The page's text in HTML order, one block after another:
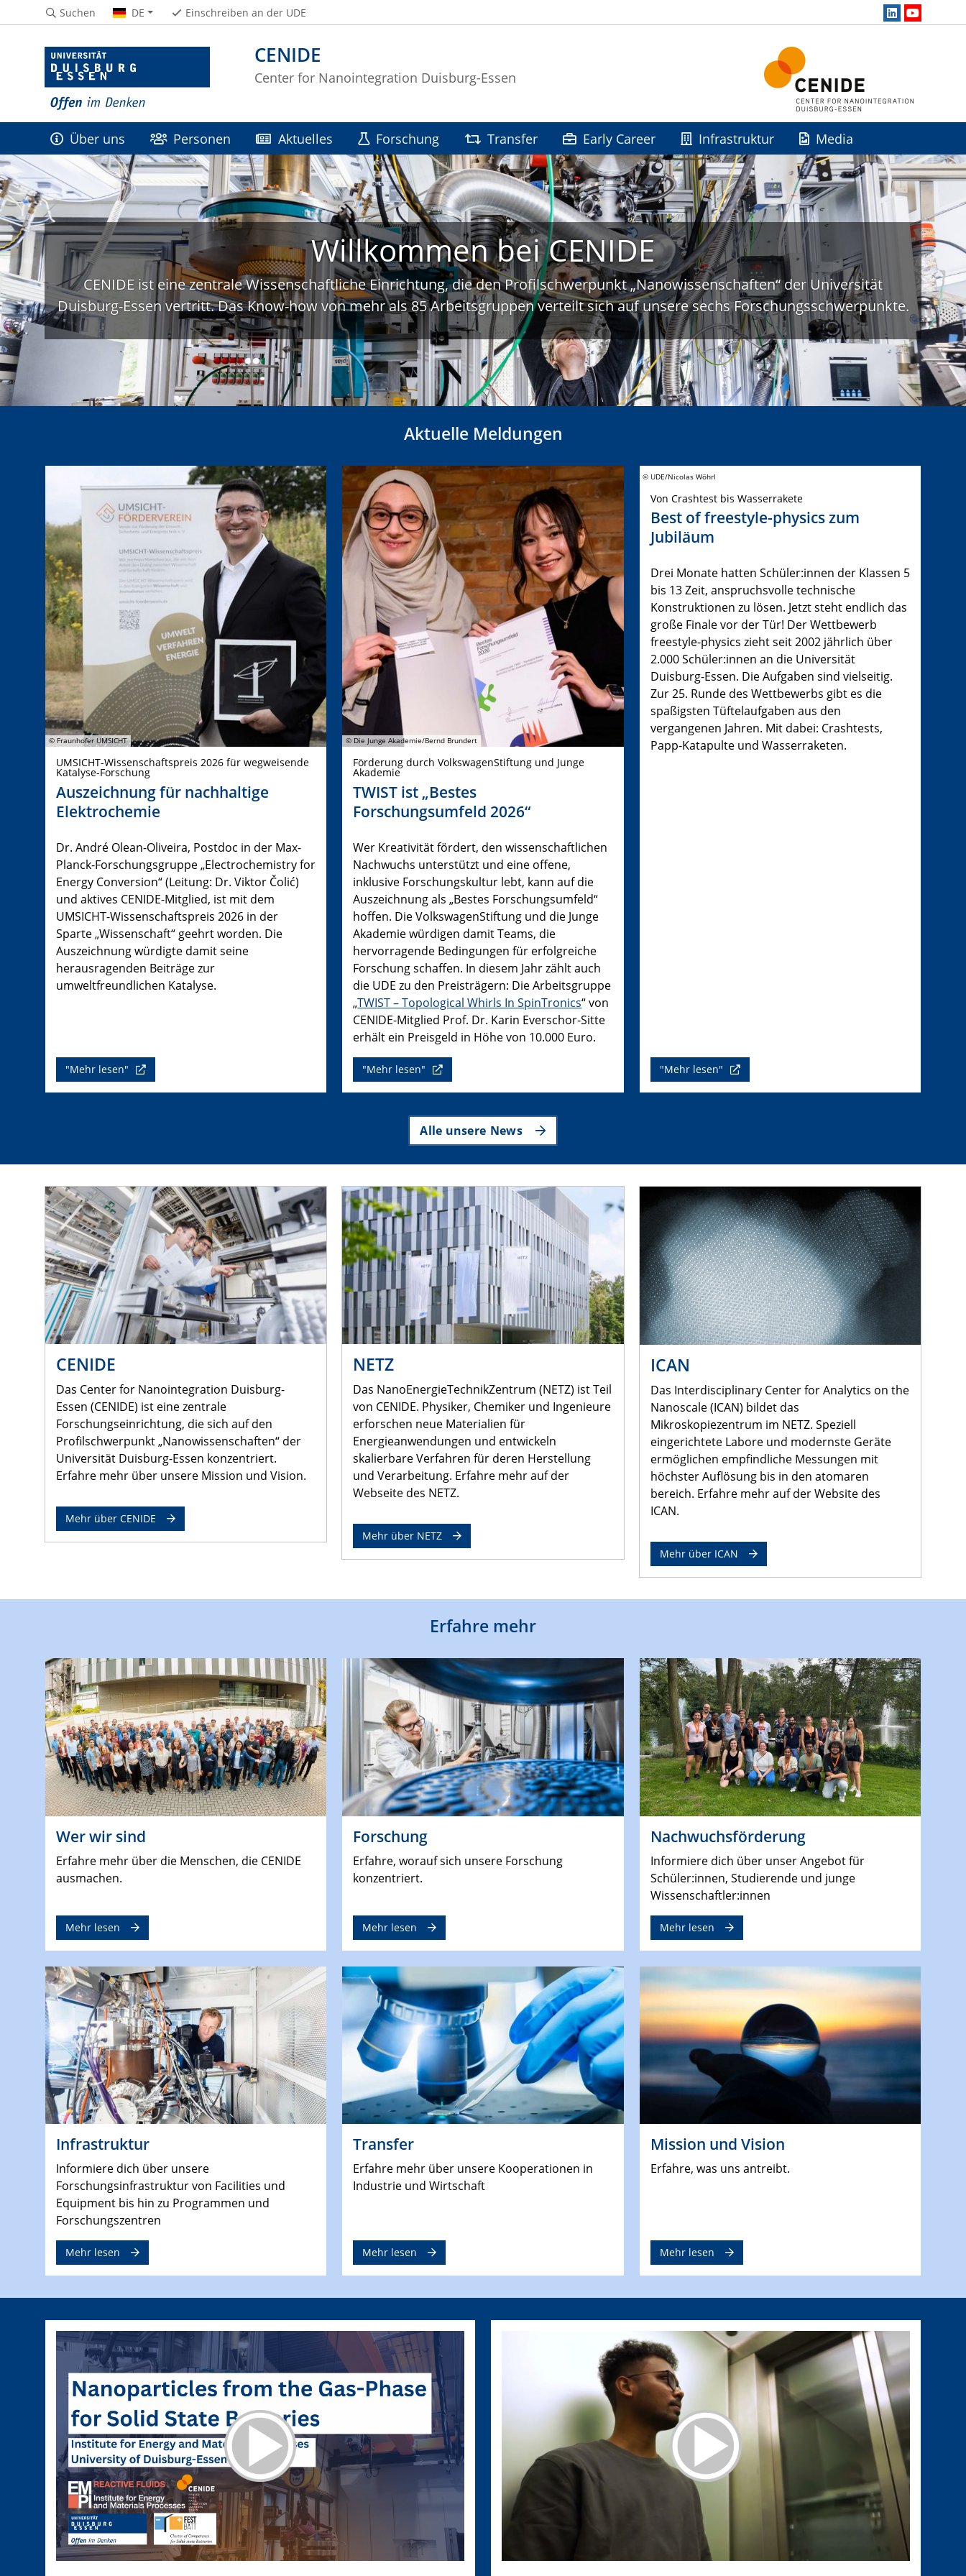
CENIDE
Center for Nanointegration Duisburg-Essen
Suchen DE Einschreiben an der UDE
Über uns Personen Aktuelles Forschung Transfer Early Career Infrastruktur Media
Willkommen bei CENIDE
CENIDE ist eine zentrale Wissenschaftliche Einrichtung, die den Profilschwerpunkt „Nanowissenschaften“ der Universität
Duisburg-Essen vertritt. Das Know-how von mehr als 85 Arbeitsgruppen verteilt sich auf unsere sechs Forschungsschwerpunkte.
Aktuelle Meldungen
© Fraunhofer UMSICHT
UMSICHT-Wissenschaftspreis 2026 für wegweisende
Katalyse-Forschung
Auszeichnung für nachhaltige
Elektrochemie
Dr. André Olean-Oliveira, Postdoc in der Max-
Planck-Forschungsgruppe „Electrochemistry for
Energy Conversion“ (Leitung: Dr. Viktor Čolić)
und aktives CENIDE-Mitglied, ist mit dem
UMSICHT-Wissenschaftspreis 2026 in der
Sparte „Wissenschaft“ geehrt worden. Die
Auszeichnung würdigte damit seine
herausragenden Beiträge zur
umweltfreundlichen Katalyse.
"Mehr lesen"
© Die Junge Akademie/Bernd Brundert
Förderung durch VolkswagenStiftung und Junge
Akademie
TWIST ist „Bestes
Forschungsumfeld 2026“
Wer Kreativität fördert, den wissenschaftlichen
Nachwuchs unterstützt und eine offene,
inklusive Forschungskultur lebt, kann auf die
Auszeichnung als „Bestes Forschungsumfeld“
hoffen. Die VolkswagenStiftung und die Junge
Akademie würdigen damit Teams, die
hervorragende Bedingungen für erfolgreiche
Forschung schaffen. In diesem Jahr zählt auch
die UDE zu den Preisträgern: Die Arbeitsgruppe
„TWIST – Topological Whirls In SpinTronics“ von
CENIDE-Mitglied Prof. Dr. Karin Everschor-Sitte
erhält ein Preisgeld in Höhe von 10.000 Euro.
"Mehr lesen"
© UDE/Nicolas Wöhrl
Von Crashtest bis Wasserrakete
Best of freestyle-physics zum
Jubiläum
Drei Monate hatten Schüler:innen der Klassen 5
bis 13 Zeit, anspruchsvolle technische
Konstruktionen zu lösen. Jetzt steht endlich das
große Finale vor der Tür! Der Wettbewerb
freestyle-physics zieht seit 2002 jährlich über
2.000 Schüler:innen an die Universität
Duisburg-Essen. Die Aufgaben sind vielseitig.
Zur 25. Runde des Wettbewerbs gibt es die
spaßigsten Tüftelaufgaben aus den
vergangenen Jahren. Mit dabei: Crashtests,
Papp-Katapulte und Wasserraketen.
"Mehr lesen"
Alle unsere News
CENIDE
Das Center for Nanointegration Duisburg-
Essen (CENIDE) ist eine zentrale
Forschungseinrichtung, die sich auf den
Profilschwerpunkt „Nanowissenschaften“ der
Universität Duisburg-Essen konzentriert.
Erfahre mehr über unsere Mission und Vision.
Mehr über CENIDE
NETZ
Das NanoEnergieTechnikZentrum (NETZ) ist Teil
von CENIDE. Physiker, Chemiker und Ingenieure
erforschen neue Materialien für
Energieanwendungen und entwickeln
skalierbare Verfahren für deren Herstellung
und Verarbeitung. Erfahre mehr auf der
Webseite des NETZ.
Mehr über NETZ
ICAN
Das Interdisciplinary Center for Analytics on the
Nanoscale (ICAN) bildet das
Mikroskopiezentrum im NETZ. Speziell
eingerichtete Labore und modernste Geräte
ermöglichen empfindliche Messungen mit
höchster Auflösung bis in den atomaren
bereich. Erfahre mehr auf der Website des
ICAN.
Mehr über ICAN
Erfahre mehr
Wer wir sind
Erfahre mehr über die Menschen, die CENIDE
ausmachen.
Mehr lesen
Forschung
Erfahre, worauf sich unsere Forschung
konzentriert.
Mehr lesen
Nachwuchsförderung
Informiere dich über unser Angebot für
Schüler:innen, Studierende und junge
Wissenschaftler:innen
Mehr lesen
Infrastruktur
Informiere dich über unsere
Forschungsinfrastruktur von Facilities und
Equipment bis hin zu Programmen und
Forschungszentren
Mehr lesen
Transfer
Erfahre mehr über unsere Kooperationen in
Industrie und Wirtschaft
Mehr lesen
Mission und Vision
Erfahre, was uns antreibt.
Mehr lesen